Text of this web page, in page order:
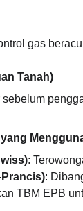
gas
Tanah)
:
:
TBM EPB